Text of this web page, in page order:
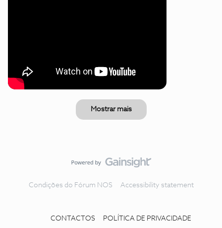
Mostrar mais
Condições do Fórum NOS Accessibility statement
CONTACTOS POLÍTICA DE PRIVACIDADE